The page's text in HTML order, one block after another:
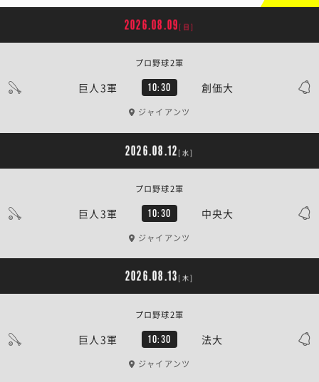
2026.08.09 [日]
巨人3軍 10:30 創価大
プロ野球2軍
ジャイアンツ
2026.08.12 [水]
巨人3軍 10:30 中央大
プロ野球2軍
ジャイアンツ
2026.08.13 [木]
巨人3軍 10:30 法大
プロ野球2軍
ジャイアンツ